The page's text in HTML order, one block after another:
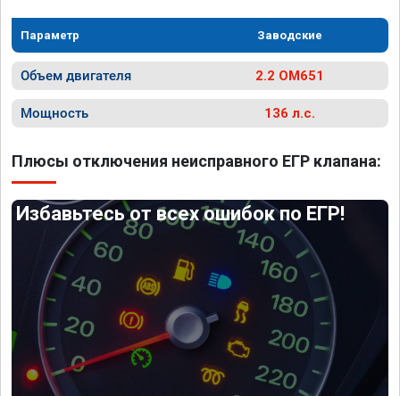
Параметр Заводские
Объем двигателя 2.2 OM651
Мощность 136 л.с.
Плюсы отключения неисправного ЕГР клапана:
Избавьтесь от всех ошибок по ЕГР!